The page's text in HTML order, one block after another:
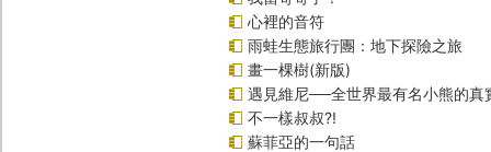
心裡的音符
雨蛙生態旅行團：地下探險之旅
畫一棵樹(新版)
遇見維尼──全世界最有名小熊的真
不一樣叔叔?!
蘇菲亞的一句話